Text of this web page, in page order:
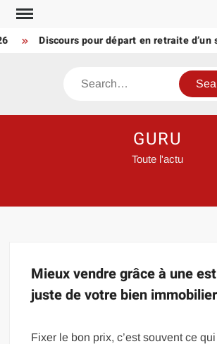
Skip
content
Discours pour départ en retraite
Search
GURU
Toute l'actu
Mieux vendre grâce à une
juste de votre bien immobilier
Fixer le bon prix, c’est souvent ce